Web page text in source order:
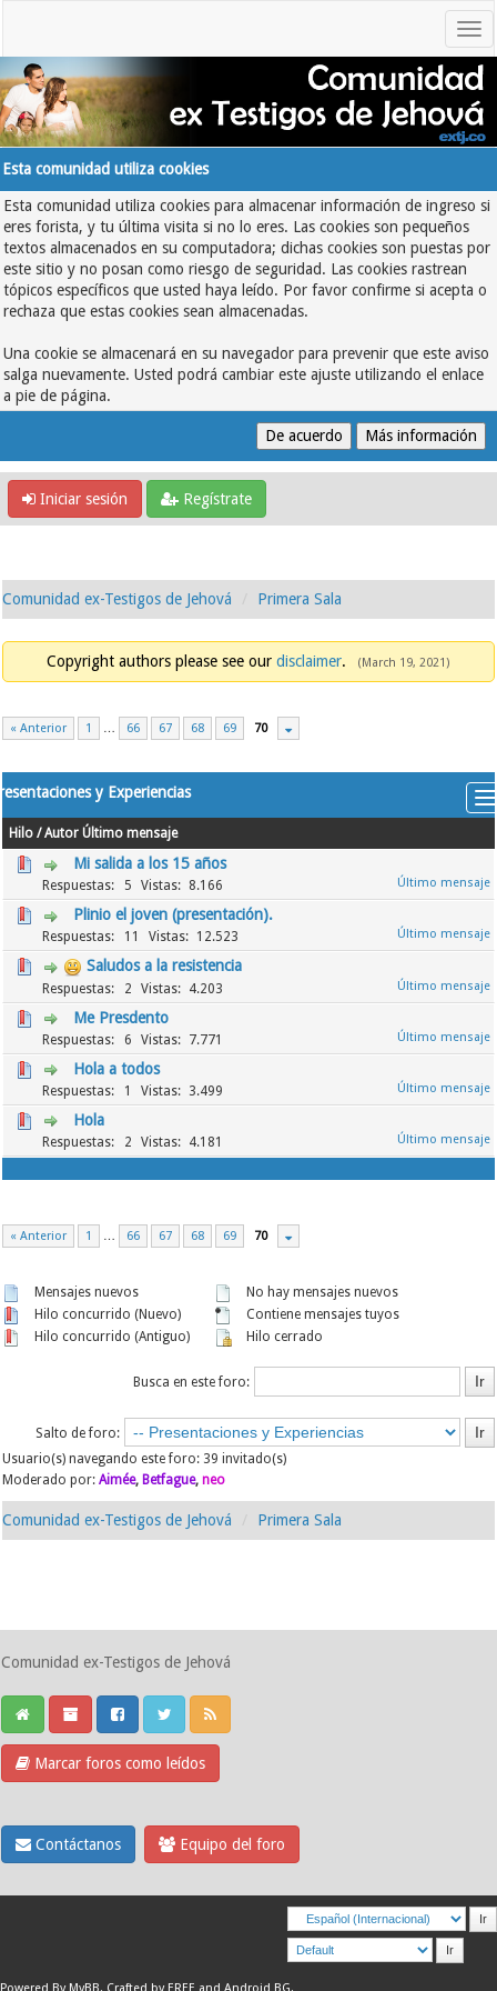
Esta comunidad utiliza cookies
Esta comunidad utiliza cookies para almacenar información de ingreso si
eres forista, y tu última visita si no lo eres. Las cookies son pequeños
textos almacenados en su computadora; dichas cookies son puestas por
este sitio y no posan como riesgo de seguridad. Las cookies rastrean
tópicos específicos que usted haya leído. Por favor confirme si acepta o
rechaza que estas cookies sean almacenadas.
Una cookie se almacenará en su navegador para prevenir que este aviso
salga nuevamente. Usted podrá cambiar este ajuste utilizando el enlace
a pie de página.
Iniciar sesión Regístrate
Comunidad ex-Testigos de Jehová Primera Sala
Copyright authors please see our disclaimer. (March 19, 2021)
« Anterior 1 … 66 67 68 69 70
y Experiencias
Hilo /Autor Último mensaje
Mi salida a los 15 años
5 8.166
Plinio el joven (presentación).
11 12.523
Saludos a la resistencia
2 4.203
Me Presdento
6 7.771
Hola a todos
1 3.499
Hola
2 4.181
« Anterior 1 … 66 67 68 69 70
Mensajes nuevos
Hilo concurrido (Nuevo)
Hilo concurrido (Antiguo)
No hay mensajes nuevos
Contiene mensajes tuyos
Hilo cerrado
Busca en este foro:
Salto de foro:
Usuario(s) navegando este foro: 39 invitado(s)
Moderado por:Aimée, Betfague,neo
Comunidad ex-Testigos de Jehová Primera Sala
Comunidad ex-Testigos de Jehová
Marcar foros como leídos
Contáctanos Equipo del foro
Powered By MyBB. Crafted by EREE and Android BG.